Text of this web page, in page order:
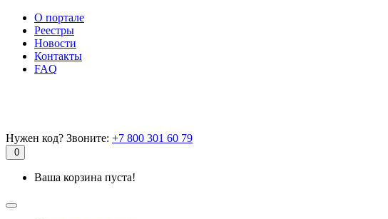
О портале
Реестры
Новости
Контакты
FAQ
Нужен код? Звоните: +7 800 301 60 79
0
Ваша корзина пуста!